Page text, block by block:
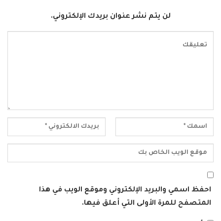
لن يتم نشر عنوان بريدك الإلكتروني.
احفظ اسمي والبريد الإلكتروني وموقع الويب في هذا
المتصفح للمرة الأولى التي أعلق فيها.